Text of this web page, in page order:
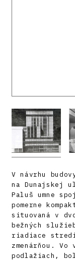
V návrhu
na Dunajskej
Paluš umne
pomerne
situovaná v
bežných
riadiace
zmenárňou.
podlažiach,